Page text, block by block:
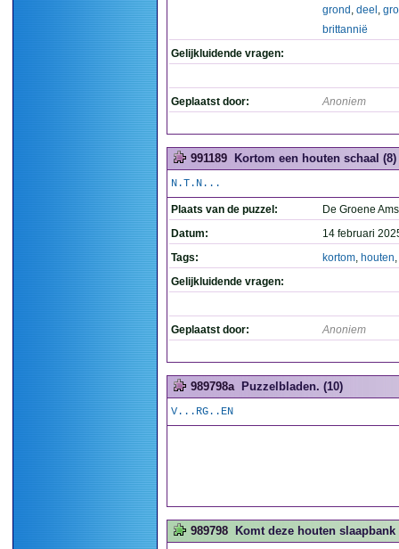
grond , deel ,
brittannië
Gelijkluidende vragen:
Geplaatst door: Anoniem
991189 Kortom een houten schaal (8)
N.T.N...
Plaats van de puzzel:
De Groene
Datum:
14 februari
Tags:
kortom, houten,
Gelijkluidende vragen:
Geplaatst door: Anoniem
989798a Puzzelbladen. (10)
V...RG..EN
989798 Komt deze houten